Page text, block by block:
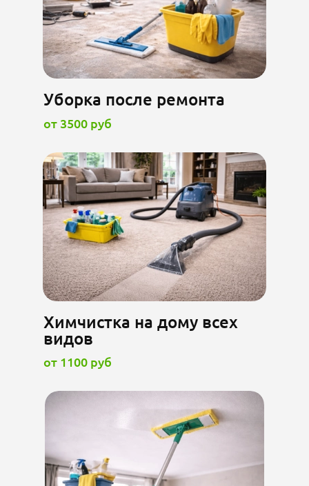
Уборка после ремонта
от 3500 руб
Химчистка на дому всех
видов
от 1100 руб